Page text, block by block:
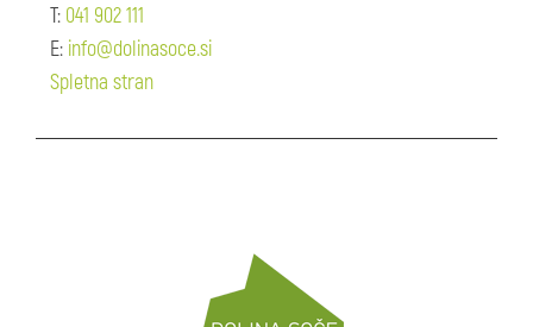
T: 041 902 111
E: info@dolinasoce.si
Spletna stran